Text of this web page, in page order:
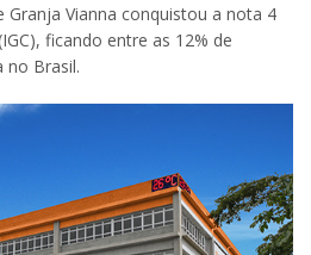
Granja Vianna conquistou a nota 4
ficando entre as 12% de
no Brasil.